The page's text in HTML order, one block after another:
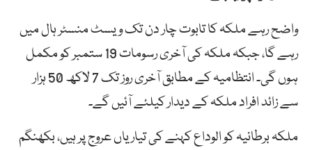
واضح رہے ملکہ کا تابوت چار دن تک ویسٹ منسٹر ہال میں
رہے گا، جبکہ ملکہ کی آخری رسومات 19 ستمبر کو مکمل
ہوں گی۔ انتظامیہ کے مطابق آخری روز تک 7 لاکھ 50 ہزار
سے زائد افراد ملکہ کے دیدار کیلئے آئیں گے۔
ملکہ برطانیہ کو الوداع کہنے کی تیاریاں عروج پر ہیں، بکھنگم